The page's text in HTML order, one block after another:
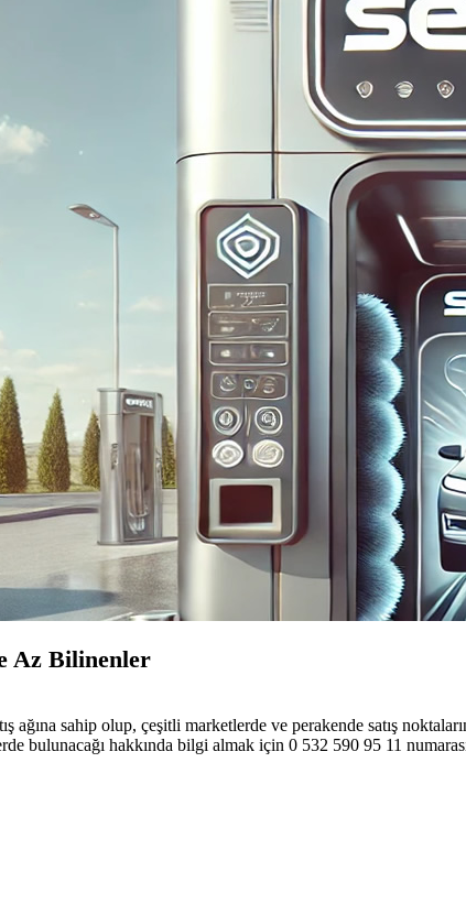
Az Bilinenler
sahip olup, çeşitli marketlerde ve perakende satış
bulunacağı hakkında bilgi almak için 0 532 590 95 11